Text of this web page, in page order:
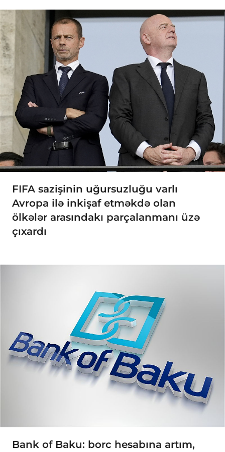
FIFA sazişinin uğursuzluğu varlı
Avropa ilə inkişaf etməkdə olan
ölkələr arasındakı parçalanmanı üzə
çıxardı
Bank of Baku: borc hesabına artım,